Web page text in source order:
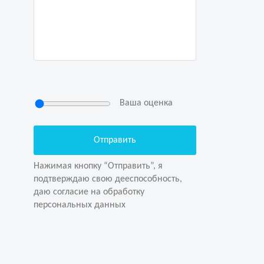
Ваша оценка
Нажимая кнопку “Отправить”, я
подтверждаю свою дееспособность,
даю согласие на обработку
персональных данных
Нажимая кнопку “Отправить”, я
даю согласие на обработку
персональных данных